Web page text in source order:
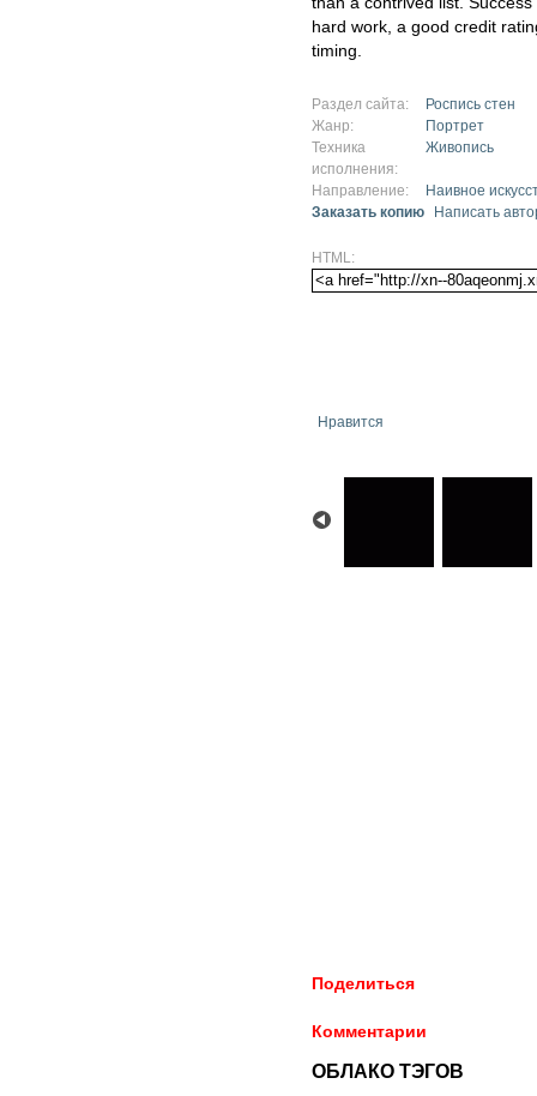
hard work, a good credit
timing.
Раздел сайта:
Роспись стен
Жанр:
Портрет
Техника
исполнения:
Живопись
Направление:
Наивное
Заказать копию
Написать
HTML:
Нравится
Поделиться
Комментарии
ОБЛАКО ТЭГОВ